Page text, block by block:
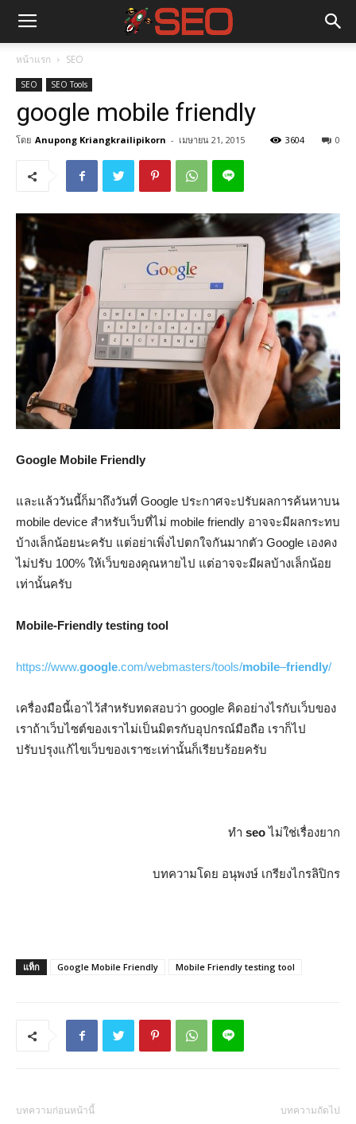
หน้าแรก SEO
SEO SEO Tools
google mobile friendly
โดย Anupong Kriangkrailipikorn - เมษายน 21, 2015 0
3604
Google Mobile Friendly
และแล้ววันนี้ก็มาถึงวันที่ Google ประกาศจะปรับผลการค้นหาบน
mobile device สำหรับเว็บที่ไม่ mobile friendly อาจจะมีผลกระทบ
บ้างเล็กน้อยนะครับ แต่อย่าเพิ่งไปตกใจกันมากตัว Google เองคง
ไม่ปรับ 100% ให้เว็บของคุณหายไป แต่อาจจะมีผลบ้างเล็กน้อย
เท่านั้นครับ
Mobile-Friendly testing tool
https://www.google.com/webmasters/tools/mobile–friendly/
เครื่องมือนี้เอาไว้สำหรับทดสอบว่า google คิดอย่างไรกับเว็บของ
เราถ้าเว็บไซต์ของเราไม่เป็นมิตรกับอุปกรณ์มือถือ เราก็ไป
ปรับปรุงแก้ไขเว็บของเราซะเท่านั้นก็เรียบร้อยครับ
ทำ seoไม่ใช่เรื่องยาก
บทความโดย อนุพงษ์ เกรียงไกรลิปิกร
แท็ก Google Mobile Friendly Mobile Friendly testing tool
บทความก่อนหน้านี้ บทความถัดไป